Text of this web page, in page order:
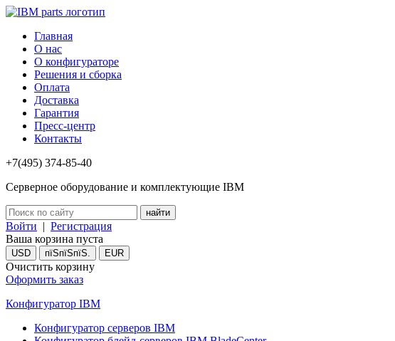
Главная
О нас
О конфигураторе
Решения и сборка
Оплата
Доставка
Гарантия
Пресс-центр
Контакты
+7(495) 374-85-40
Серверное оборудование и комплектующие IBM
Войти | Регистрация
Ваша корзина пуста
USD пїЅпїЅпїЅ. EUR
Очистить корзину
Оформить заказ
Конфигуратор IBM
Конфигуратор серверов IBM